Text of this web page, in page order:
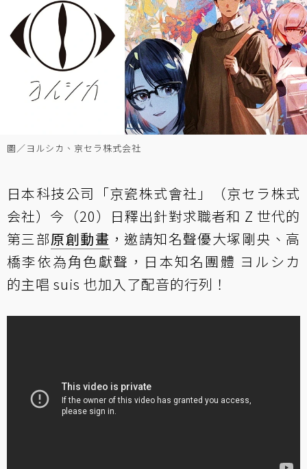
圖／ヨルシカ、京セラ株式会社
日本科技公司「京瓷株式會社」（京セラ株式
会社）今（20）日釋出針對求職者和 Z 世代的
第三部原創動畫 ，邀請知名聲優大塚剛央、高
橋李依為角色獻聲，日本知名團體 ヨルシカ
的主唱 suis 也加入了配音的行列！